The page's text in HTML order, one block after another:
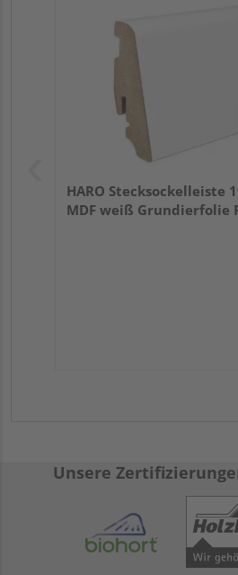
HARO Stecksockelleiste
MDF weiß Grundierfolie
Unsere